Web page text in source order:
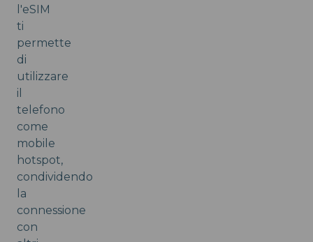
l'eSIM
ti
permette
di
utilizzare
il
telefono
come
mobile
hotspot,
condividendo
la
connessione
con